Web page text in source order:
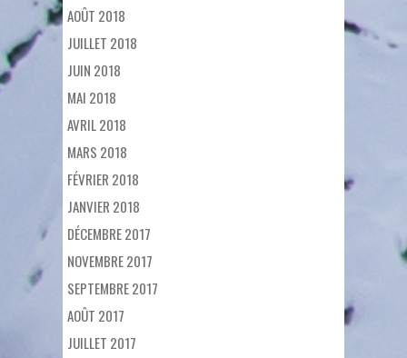
AOÛT 2018
JUILLET 2018
JUIN 2018
MAI 2018
AVRIL 2018
MARS 2018
FÉVRIER 2018
JANVIER 2018
DÉCEMBRE 2017
NOVEMBRE 2017
SEPTEMBRE 2017
AOÛT 2017
JUILLET 2017